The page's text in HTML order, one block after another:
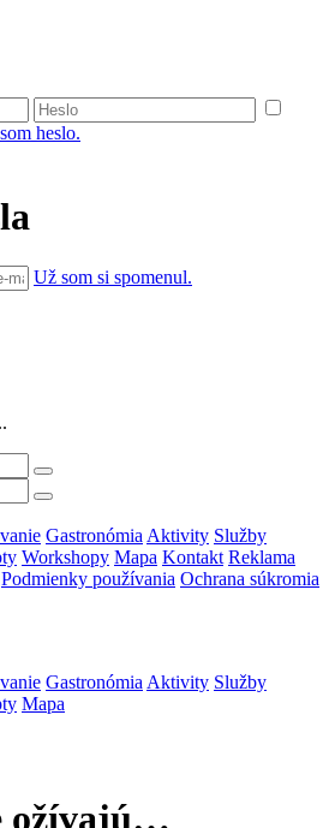
heslo.
Už som si spomenul.
Gastronómia Aktivity Služby
Workshopy Mapa Kontakt Reklama
Podmienky používania Ochrana súkromia
Gastronómia Aktivity Služby
Mapa
ožívajú…